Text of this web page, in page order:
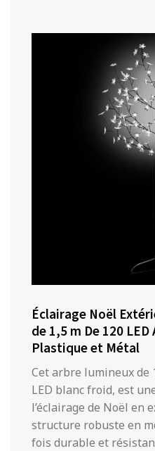
Éclairage Noël
de 1,5 m De 120
Plastique et Métal
Cet arbre lumineux de
LED blanc froid, est
l’éclairage de Noël en
structure robuste en
fois durable et